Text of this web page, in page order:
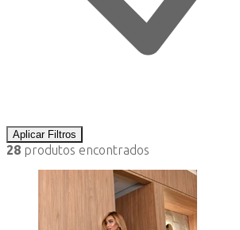
Aplicar Filtros
28 produtos encontrados